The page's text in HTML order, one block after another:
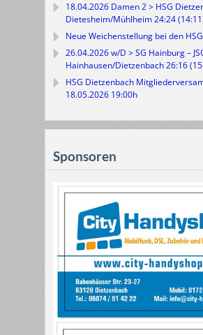
18.04.2026 Damen 2 > HSG
Dietesheim/Mühlheim 24:24
Neue Weichenstellung bei den
26.04.2026 w/D > SG Hainburg –
Hainhausen/Dietzenbach 26:16
HSG Dietzenbach
18.05.2026 19:00h
Sponsoren